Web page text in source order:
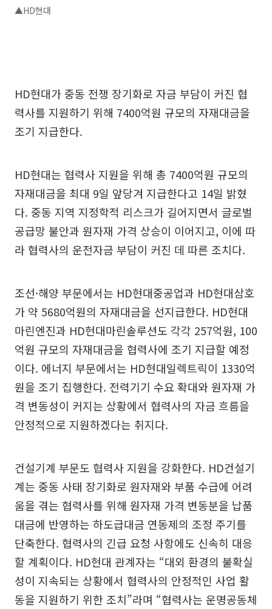
▲HD현대
HD현대가 중동 전쟁 장기화로 자금 부담이 커진 협
력사를 지원하기 위해 7400억원 규모의 자재대금을
조기 지급한다.
HD현대는 협력사 지원을 위해 총 7400억원 규모의
자재대금을 최대 9일 앞당겨 지급한다고 14일 밝혔
다. 중동 지역 지정학적 리스크가 길어지면서 글로벌
공급망 불안과 원자재 가격 상승이 이어지고, 이에 따
라 협력사의 운전자금 부담이 커진 데 따른 조치다.
조선·해양 부문에서는 HD현대중공업과 HD현대삼호
가 약 5680억원의 자재대금을 선지급한다. HD현대
마린엔진과 HD현대마린솔루션도 각각 257억원, 100
억원 규모의 자재대금을 협력사에 조기 지급할 예정
이다. 에너지 부문에서는 HD현대일렉트릭이 1330억
원을 조기 집행한다. 전력기기 수요 확대와 원자재 가
격 변동성이 커지는 상황에서 협력사의 자금 흐름을
안정적으로 지원하겠다는 취지다.
건설기계 부문도 협력사 지원을 강화한다. HD건설기
계는 중동 사태 장기화로 원자재와 부품 수급에 어려
움을 겪는 협력사를 위해 원자재 가격 변동분을 납품
대금에 반영하는 하도급대금 연동제의 조정 주기를
단축한다. 협력사의 긴급 요청 사항에도 신속히 대응
할 계획이다. HD현대 관계자는 “대외 환경의 불확실
성이 지속되는 상황에서 협력사의 안정적인 사업 활
동을 지원하기 위한 조치”라며 “협력사는 운명공동체